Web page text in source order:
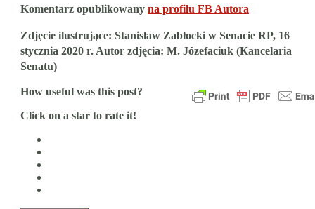
Komentarz opublikowany na profilu FB Autora
Zdjęcie ilustrujące: Stanisław Zabłocki w Senacie RP, 16
stycznia 2020 r. Autor zdjęcia: M. Józefaciuk (Kancelaria
Senatu)
How useful was this post?
Click on a star to rate it!